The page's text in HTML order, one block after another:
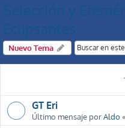
Selección y
Eclipsantes
Nuevo Tema
GT Eri
Último mensaje porAldo «